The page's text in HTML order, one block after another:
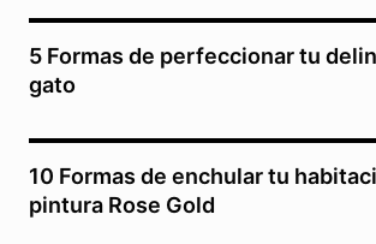
5 Formas de perfeccionar tu
gato
10 Formas de enchular tu
pintura Rose Gold